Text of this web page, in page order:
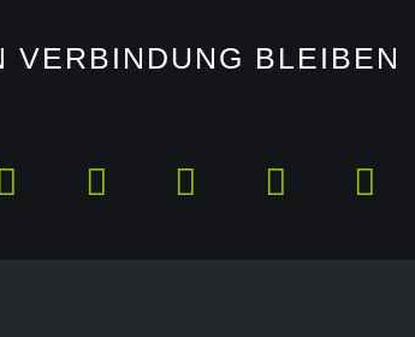
VERBINDUNG BLEIBEN